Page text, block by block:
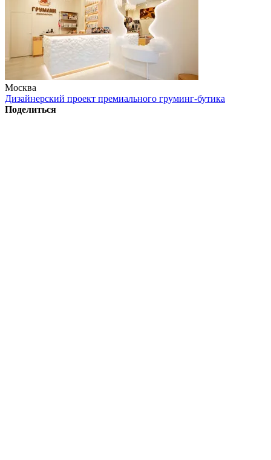
Москва
Дизайнерский проект премиального груминг-бутика
Поделиться